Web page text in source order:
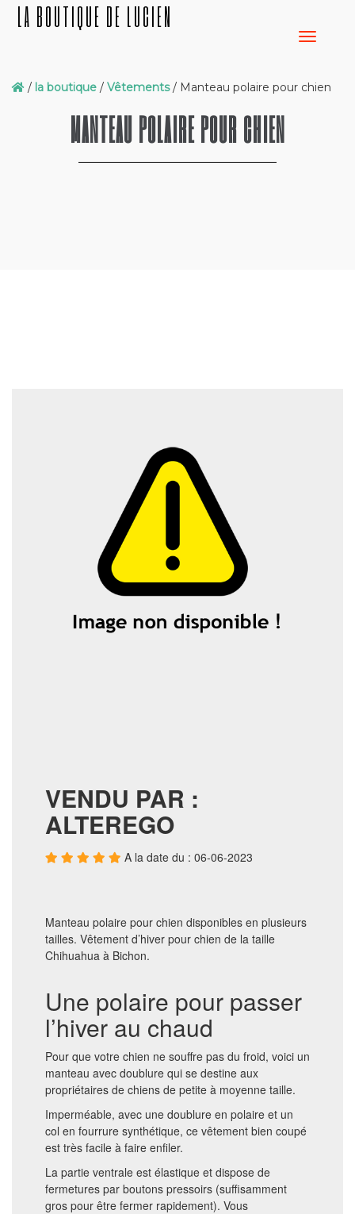
LA BOUTIQUE DE LUCIEN
/ la boutique / Vêtements / Manteau polaire pour chien
MANTEAU POLAIRE POUR CHIEN
VENDU PAR :
ALTEREGO
A la date du : 06-06-2023
Manteau polaire pour chien disponibles en plusieurs
tailles. Vêtement d’hiver pour chien de la taille
Chihuahua à Bichon.
Une polaire pour passer
l’hiver au chaud
Pour que votre chien ne souffre pas du froid, voici un
manteau avec doublure qui se destine aux
propriétaires de chiens de petite à moyenne taille.
Imperméable, avec une doublure en polaire et un
col en fourrure synthétique, ce vêtement bien coupé
est très facile à faire enfiler.
La partie ventrale est élastique et dispose de
fermetures par boutons pressoirs (suffisamment
gros pour être fermer rapidement). Vous